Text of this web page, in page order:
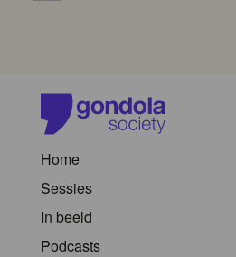
Home
Sessies
In beeld
Podcasts